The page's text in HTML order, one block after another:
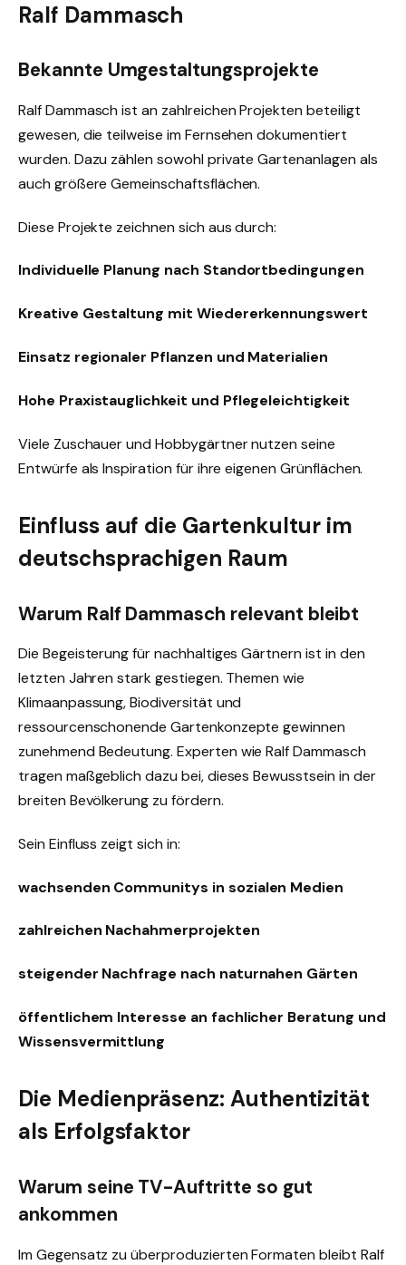
Ralf Dammasch
Bekannte Umgestaltungsprojekte
Ralf Dammasch ist an zahlreichen Projekten beteiligt
gewesen, die teilweise im Fernsehen dokumentiert
wurden. Dazu zählen sowohl private Gartenanlagen als
auch größere Gemeinschaftsflächen.
Diese Projekte zeichnen sich aus durch:
Individuelle Planung nach Standortbedingungen
Kreative Gestaltung mit Wiedererkennungswert
Einsatz regionaler Pflanzen und Materialien
Hohe Praxistauglichkeit und Pflegeleichtigkeit
Viele Zuschauer und Hobbygärtner nutzen seine
Entwürfe als Inspiration für ihre eigenen Grünflächen.
Einfluss auf die Gartenkultur im
deutschsprachigen Raum
Warum Ralf Dammasch relevant bleibt
Die Begeisterung für nachhaltiges Gärtnern ist in den
letzten Jahren stark gestiegen. Themen wie
Klimaanpassung, Biodiversität und
ressourcenschonende Gartenkonzepte gewinnen
zunehmend Bedeutung. Experten wie Ralf Dammasch
tragen maßgeblich dazu bei, dieses Bewusstsein in der
breiten Bevölkerung zu fördern.
Sein Einfluss zeigt sich in:
wachsenden Communitys in sozialen Medien
zahlreichen Nachahmerprojekten
steigender Nachfrage nach naturnahen Gärten
öffentlichem Interesse an fachlicher Beratung und
Wissensvermittlung
Die Medienpräsenz: Authentizität
als Erfolgsfaktor
Warum seine TV-Auftritte so gut
ankommen
Im Gegensatz zu überproduzierten Formaten bleibt Ralf